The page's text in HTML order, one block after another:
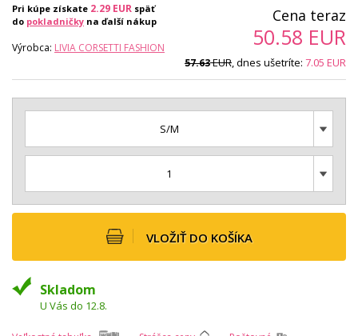
Pri kúpe získate 2.29 EUR späť
do pokladničky na ďalší nákup
Výrobca: LIVIA CORSETTI FASHION
Cena teraz
50.58 EUR
57.63EUR, dnes ušetríte: 7.05 EUR
S/M
1
VLOŽIŤ DO KOŠÍKA
Skladom
U Vás do 12.8.